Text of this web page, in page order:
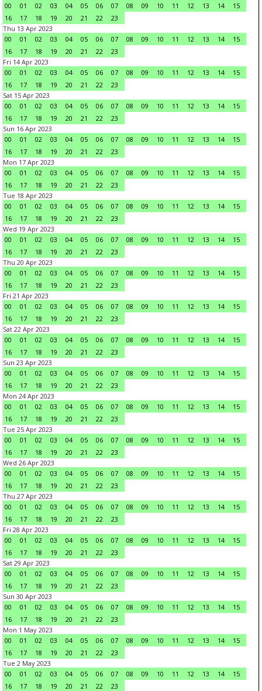
00
01 02 03 04 05 06 07 08 09 10 11 12 13 14
15
16
17 18 19 20 21 22
23
Thu 13 Apr 2023
00
01 02 03 04 05 06 07 08 09 10 11 12 13 14
15
16
17 18 19 20 21 22
23
Fri 14 Apr 2023
00
01 02 03 04 05 06 07 08 09 10 11 12 13 14
15
16
17 18 19 20 21 22
23
Sat 15 Apr 2023
00
01 02 03 04 05 06 07 08 09 10 11 12 13 14
15
16
17 18 19 20 21 22
23
Sun 16 Apr 2023
00
01 02 03 04 05 06 07 08 09 10 11 12 13 14
15
16
17 18 19 20 21 22
23
Mon 17 Apr 2023
00
01 02 03 04 05 06 07 08 09 10 11 12 13 14
15
16
17 18 19 20 21 22
23
Tue 18 Apr 2023
00
01 02 03 04 05 06 07 08 09 10 11 12 13 14
15
16
17 18 19 20 21 22
23
Wed 19 Apr 2023
00
01 02 03 04 05 06 07 08 09 10 11 12 13 14
15
16
17 18 19 20 21 22
23
Thu 20 Apr 2023
00
01 02 03 04 05 06 07 08 09 10 11 12 13 14
15
16
17 18 19 20 21 22
23
Fri 21 Apr 2023
00
01 02 03 04 05 06 07 08 09 10 11 12 13 14
15
16
17 18 19 20 21 22
23
Sat 22 Apr 2023
00
01 02 03 04 05 06 07 08 09 10 11 12 13 14
15
16
17 18 19 20 21 22
23
Sun 23 Apr 2023
00
01 02 03 04 05 06 07 08 09 10 11 12 13 14
15
16
17 18 19 20 21 22
23
Mon 24 Apr 2023
00
01 02 03 04 05 06 07 08 09 10 11 12 13 14
15
16
17 18 19 20 21 22
23
Tue 25 Apr 2023
00
01 02 03 04 05 06 07 08 09 10 11 12 13 14
15
16
17 18 19 20 21 22
23
Wed 26 Apr 2023
00
01 02 03 04 05 06 07 08 09 10 11 12 13 14
15
16
17 18 19 20 21 22
23
Thu 27 Apr 2023
00
01 02 03 04 05 06 07 08 09 10 11 12 13 14
15
16
17 18 19 20 21 22
23
Fri 28 Apr 2023
00
01 02 03 04 05 06 07 08 09 10 11 12 13 14
15
16
17 18 19 20 21 22
23
Sat 29 Apr 2023
00
01 02 03 04 05 06 07 08 09 10 11 12 13 14
15
16
17 18 19 20 21 22
23
Sun 30 Apr 2023
00
01 02 03 04 05 06 07 08 09 10 11 12 13 14
15
16
17 18 19 20 21 22
23
Mon 1 May 2023
00
01 02 03 04 05 06 07 08 09 10 11 12 13 14
15
16
17 18 19 20 21 22
23
Tue 2 May 2023
00
01 02 03 04 05 06 07 08 09 10 11 12 13 14
15
16
17 18 19 20 21 22
23